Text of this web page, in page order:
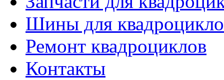
Шины для
Ремонт квадроциклов
Контакты